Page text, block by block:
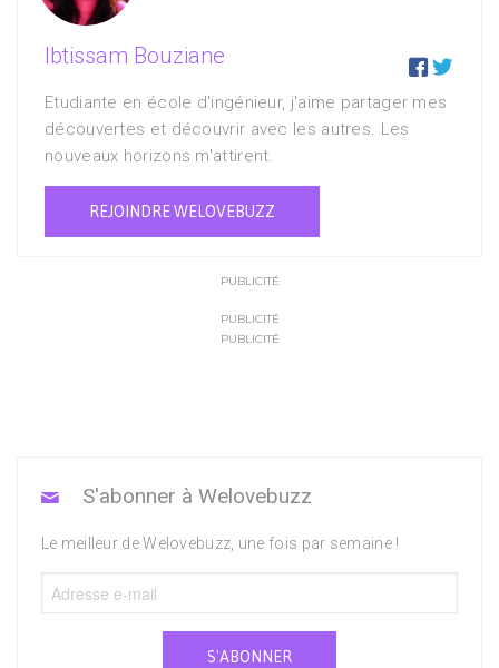
Ibtissam Bouziane 

Etudiante en école d'ingénieur, j'aime partager mes
découvertes et découvrir avec les autres. Les
nouveaux horizons m'attirent.
REJOINDRE WELOVEBUZZ
PUBLICITÉ
PUBLICITÉ
PUBLICITÉ
S'abonner à Welovebuzz
Le meilleur de Welovebuzz, une fois par semaine !
S'ABONNER